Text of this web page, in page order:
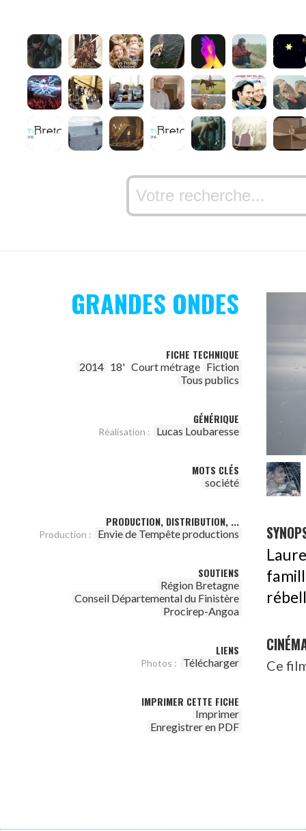
GRANDES ONDES
FICHE TECHNIQUE
2014 18' Court métrage Fiction
Tous publics
GÉNÉRIQUE
Réalisation : Lucas Loubaresse
MOTS CLÉS
société
PRODUCTION, DISTRIBUTION, ...
Production : Envie de Tempête productions
SOUTIENS
Région Bretagne
Conseil Départemental du Finistère
Procirep-Angoa
LIENS
Photos : Télécharger
IMPRIMER CETTE FICHE
Imprimer
Enregistrer en PDF
Ce